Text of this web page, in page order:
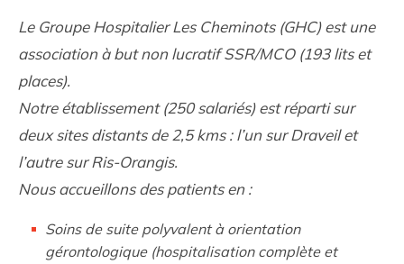
Le Groupe Hospitalier Les Cheminots (GHC) est une
association à but non lucratif SSR/MCO (193 lits et
places).
Notre établissement (250 salariés) est réparti sur
deux sites distants de 2,5 kms : l’un sur Draveil et
l’autre sur Ris-Orangis.
Nous accueillons des patients en :
Soins de suite polyvalent à orientation
gérontologique (hospitalisation complète et